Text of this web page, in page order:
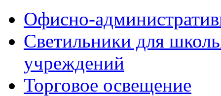
Офисно-
Светильники для
учреждений
Торговое освещение